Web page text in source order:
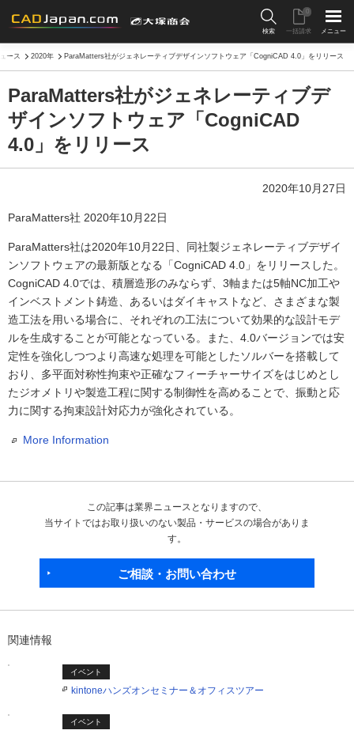
検索 一括請求
0
メニュー
ース 2020年 ParaMatters社がジェネレーティブデザインソフトウェア「CogniCAD 4.0」をリリース
ParaMatters社がジェネレーティブデ
ザインソフトウェア「CogniCAD
4.0」をリリース
2020年10月27日
ParaMatters社 2020年10月22日
ParaMatters社は2020年10月22日、同社製ジェネレーティブデザイ
ンソフトウェアの最新版となる「CogniCAD 4.0」をリリースした。
CogniCAD 4.0では、積層造形のみならず、3軸または5軸NC加工や
インベストメント鋳造、あるいはダイキャストなど、さまざまな製
造工法を用いる場合に、それぞれの工法について効果的な設計モデ
ルを生成することが可能となっている。また、4.0バージョンでは安
定性を強化しつつより高速な処理を可能としたソルバーを搭載して
おり、多平面対称性拘束や正確なフィーチャーサイズをはじめとし
たジオメトリや製造工程に関する制御性を高めることで、振動と応
力に関する拘束設計対応力が強化されている。
More Information
この記事は業界ニュースとなりますので、
当サイトではお取り扱いのない製品・サービスの場合がありま
す。
ご相談・お問い合わせ
関連情報
イベント
kintoneハンズオンセミナー＆オフィスツアー
イベント